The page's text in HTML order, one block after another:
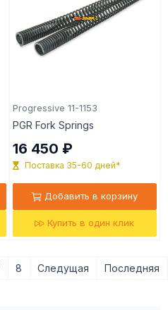
Progressive 11-1153
PGR Fork Springs
16 450 ₽
Поставка 35-60 дней*
Добавить в корзину
Купить в один клик
8 Следущая Последняя